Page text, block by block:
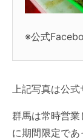
※公式
上記写真は公式
群馬は常時営業
に期間限定で